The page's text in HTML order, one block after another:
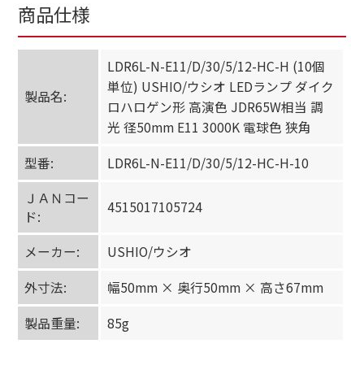
商品仕様
製品名:
LDR6L-N-E11/D/30/5/12-HC-H (10個
単位) USHIO/ウシオ LEDランプ ダイク
ロハロゲン形 高演色 JDR65W相当 調
光 径50mm E11 3000K 電球色 狭角
型番:
LDR6L-N-E11/D/30/5/12-HC-H-10
ＪＡＮコー
ド:
4515017105724
メーカー:
USHIO/ウシオ
外寸法:
幅50mm × 奥行50mm × 高さ67mm
製品重量:
85g